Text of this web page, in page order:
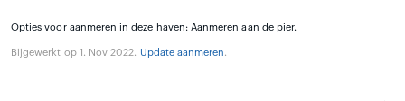
Opties voor aanmeren in deze haven: Aanmeren aan de pier.
Bijgewerkt op 1. Nov 2022. Update aanmeren.